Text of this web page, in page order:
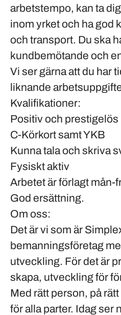
arbetstempo, kan ta
inom yrket och ha god
och transport. Du ska
kundbemötande och
Vi ser gärna att du har
liknande
Kvalifikationer:
Positiv och prestigelös
C-Körkort samt YKB
Kunna tala och skriva
Fysiskt aktiv
Arbetet är förlagt mån-
God ersättning.
Om oss:
Det är vi som är
bemanningsföretag
utveckling. För det är
skapa, utveckling för
Med rätt person, på
för alla parter. Idag ser